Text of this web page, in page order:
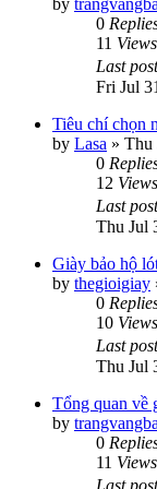
by
0
11 Views
Last
Fri Jul
Tiêu chí chọn
by Lasa » Thu
0
12 Views
Last
Thu Jul
Giày bảo hộ
by thegioigiay
0
10 Views
Last
Thu Jul
Tổng quan về
by
0
11 Views
Last